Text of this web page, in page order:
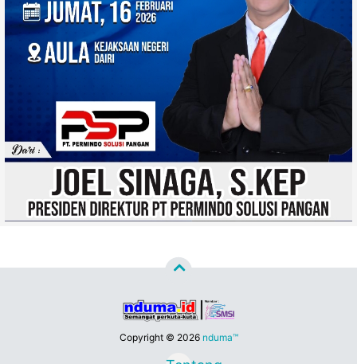
Copyright © 2026 nduma™